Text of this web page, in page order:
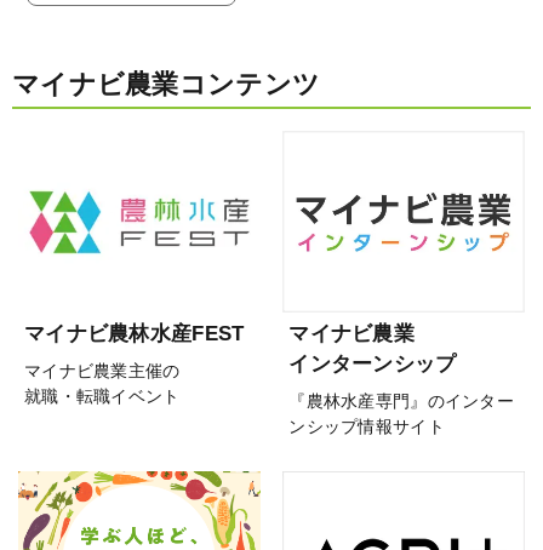
マイナビ農業コンテンツ
マイナビ農林水産FEST
マイナビ農業主催の
就職・転職イベント
マイナビ農業
インターンシップ
『農林水産専門』のインター
ンシップ情報サイト